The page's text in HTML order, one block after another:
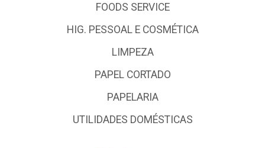
FOODS SERVICE
HIG. PESSOAL E COSMÉTICA
LIMPEZA
PAPEL CORTADO
PAPELARIA
UTILIDADES DOMÉSTICAS